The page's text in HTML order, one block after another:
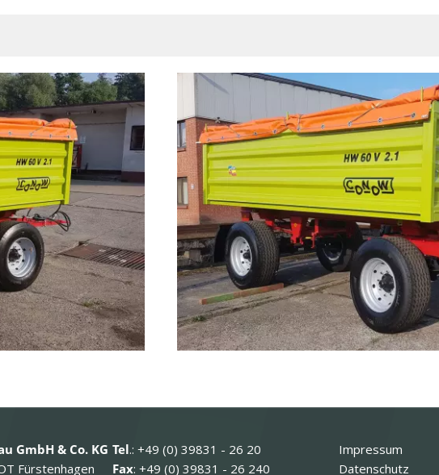
GmbH & Co. KG
Fürstenhagen
Tel.: +49 (0) 39831 - 26 20
Fax: +49 (0) 39831 - 26 240
Impressum
Datenschutz